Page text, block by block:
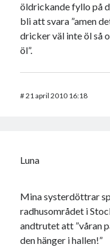
öldrickande fyllo på
bli att svara ”amen
dricker väl inte öl så
öl”.
#21 april 2010 16:18
Luna
Mina systerdöttrar
radhusområdet i
andtrutet att ”våran
den hänger i hallen!”